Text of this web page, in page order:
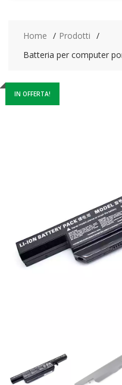
Home
Prodotti
Batteria per computer
IN OFFERTA!